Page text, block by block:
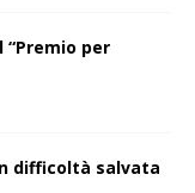
“Premio per
difficoltà salvata